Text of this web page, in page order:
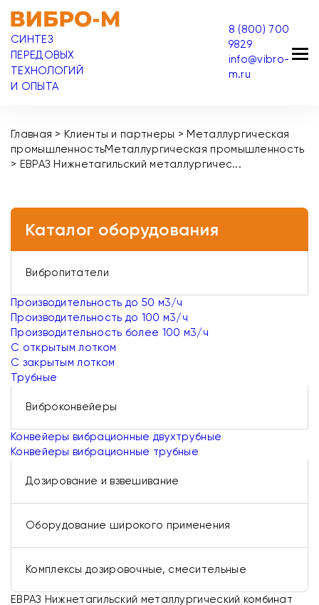
СИНТЕЗ
ПЕРЕДОВЫХ
ТЕХНОЛОГИЙ
И ОПЫТА
8 (800) 700
9829
info@vibro-
m.ru
Главная > Клиенты и партнеры > Металлургическая
промышленностьМеталлургическая промышленность
> ЕВРАЗ Нижнетагильский металлургичес...
Каталог оборудования
Вибропитатели
Производительность до 50 м3/ч
Производительность до 100 м3/ч
Производительность более 100 м3/ч
С открытым лотком
С закрытым лотком
Трубные
Виброконвейеры
Конвейеры вибрационные двухтрубные
Конвейеры вибрационные трубные
Дозирование и взвешивание
Оборудование широкого применения
Комплексы дозировочные, смесительные
ЕВРАЗ Нижнетагильский металлургический комбинат